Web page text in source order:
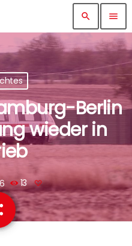
search menu
Berlin
wieder in
13